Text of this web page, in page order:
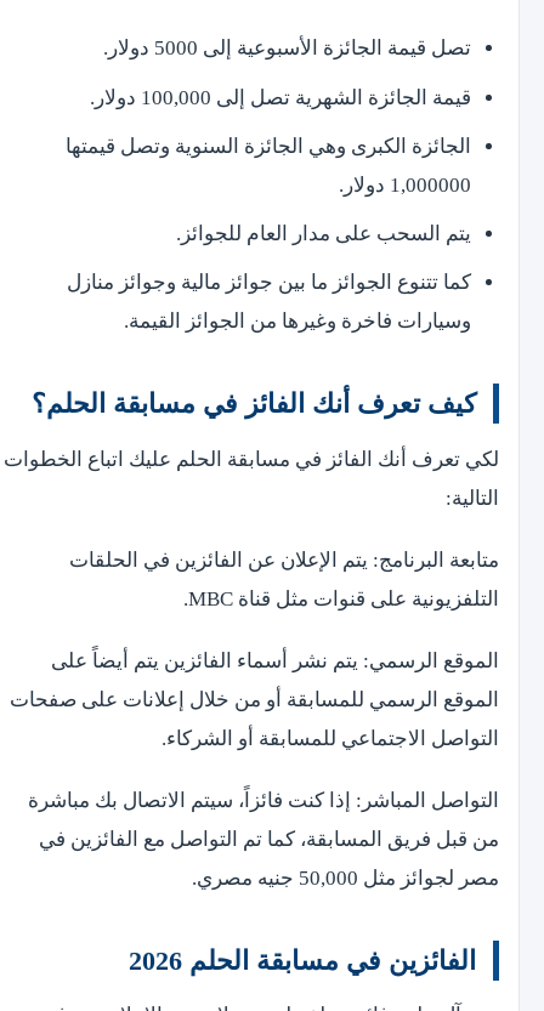
تصل قيمة الجائزة الأسبوعية إلى 5000 دولار.
قيمة الجائزة الشهرية تصل إلى 100,000 دولار.
الجائزة الكبرى وهي الجائزة السنوية وتصل قيمتها
1,000000 دولار.
يتم السحب على مدار العام للجوائز.
كما تتنوع الجوائز ما بين جوائز مالية وجوائز منازل
وسيارات فاخرة وغيرها من الجوائز القيمة.
كيف تعرف أنك الفائز في مسابقة الحلم؟
لكي تعرف أنك الفائز في مسابقة الحلم عليك اتباع الخطوات
التالية:
متابعة البرنامج: يتم الإعلان عن الفائزين في الحلقات
التلفزيونية على قنوات مثل قناة MBC.
الموقع الرسمي: يتم نشر أسماء الفائزين يتم أيضاً على
الموقع الرسمي للمسابقة أو من خلال إعلانات على صفحات
التواصل الاجتماعي للمسابقة أو الشركاء.
التواصل المباشر: إذا كنت فائزاً، سيتم الاتصال بك مباشرة
من قبل فريق المسابقة، كما تم التواصل مع الفائزين في
مصر لجوائز مثل 50,000 جنيه مصري.
الفائزين في مسابقة الحلم 2026